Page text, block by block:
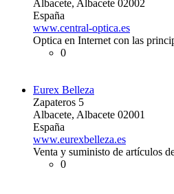
Albacete, Albacete 02002
España
www.central-optica.es
Optica en Internet con las
0
Eurex Belleza
Zapateros 5
Albacete, Albacete 02001
España
www.eurexbelleza.es
Venta y suministo de artículos
0